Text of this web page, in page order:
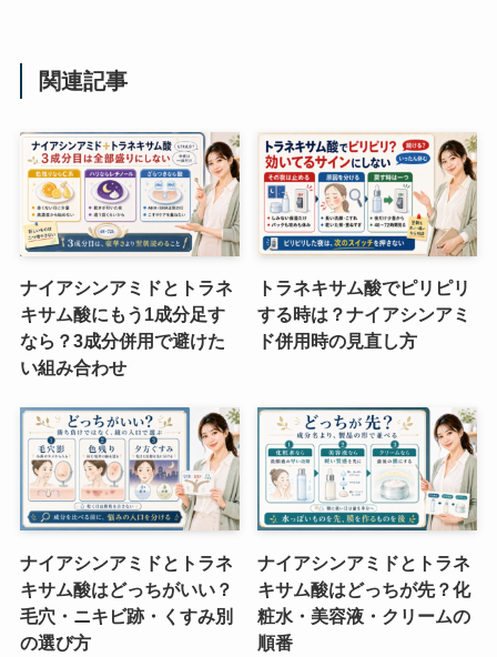
関連記事
ナイアシンアミドとトラネ
キサム酸にもう1成分足す
なら？3成分併用で避けた
い組み合わせ
トラネキサム酸でピリピリ
する時は？ナイアシンアミ
ド併用時の見直し方
ナイアシンアミドとトラネ
キサム酸はどっちがいい？
毛穴・ニキビ跡・くすみ別
の選び方
ナイアシンアミドとトラネ
キサム酸はどっちが先？化
粧水・美容液・クリームの
順番